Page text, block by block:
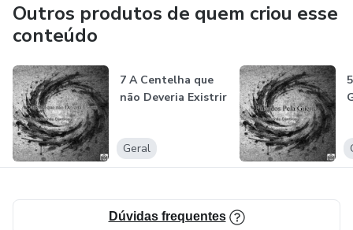
Outros produtos de quem criou esse
conteúdo
7 A Centelha que
não Deveria Existrir
Geral
Dúvidas frequentes